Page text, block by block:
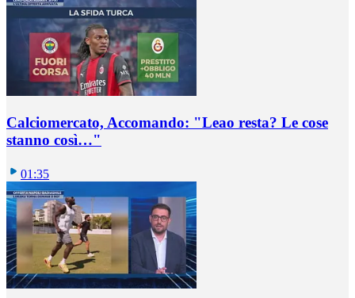
Calciomercato, Accomando: "Leao resta? Le cose
stanno così…"
01:35